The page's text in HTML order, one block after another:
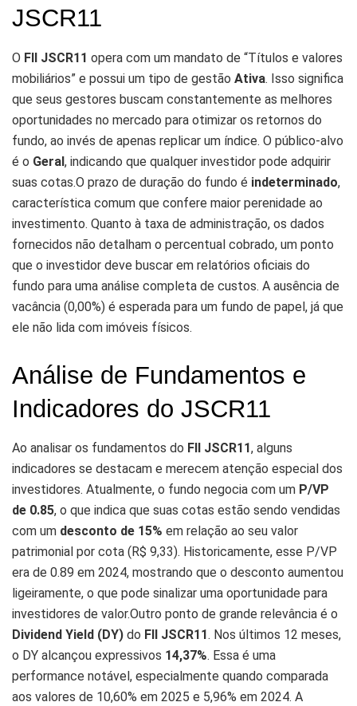
JSCR11
O FII JSCR11 opera com um mandato de “Títulos e valores
mobiliários” e possui um tipo de gestão Ativa. Isso significa
que seus gestores buscam constantemente as melhores
oportunidades no mercado para otimizar os retornos do
fundo, ao invés de apenas replicar um índice. O público-alvo
é o Geral, indicando que qualquer investidor pode adquirir
suas cotas.O prazo de duração do fundo é indeterminado,
característica comum que confere maior perenidade ao
investimento. Quanto à taxa de administração, os dados
fornecidos não detalham o percentual cobrado, um ponto
que o investidor deve buscar em relatórios oficiais do
fundo para uma análise completa de custos. A ausência de
vacância (0,00%) é esperada para um fundo de papel, já que
ele não lida com imóveis físicos.
Análise de Fundamentos e
Indicadores do JSCR11
Ao analisar os fundamentos do FII JSCR11, alguns
indicadores se destacam e merecem atenção especial dos
investidores. Atualmente, o fundo negocia com um P/VP
de 0.85, o que indica que suas cotas estão sendo vendidas
com um desconto de 15% em relação ao seu valor
patrimonial por cota (R$ 9,33). Historicamente, esse P/VP
era de 0.89 em 2024, mostrando que o desconto aumentou
ligeiramente, o que pode sinalizar uma oportunidade para
investidores de valor.Outro ponto de grande relevância é o
Dividend Yield (DY) do FII JSCR11. Nos últimos 12 meses,
o DY alcançou expressivos 14,37%. Essa é uma
performance notável, especialmente quando comparada
aos valores de 10,60% em 2025 e 5,96% em 2024. A